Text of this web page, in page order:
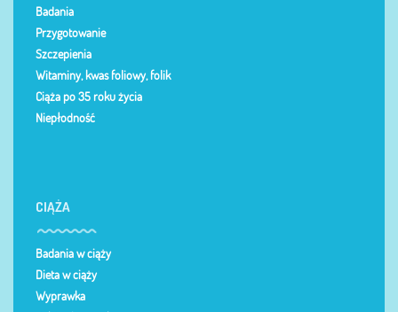
Badania
Przygotowanie
Szczepienia
Witaminy, kwas foliowy, folik
Ciąża po 35 roku życia
Niepłodność
CIĄŻA
Badania w ciąży
Dieta w ciąży
Wyprawka